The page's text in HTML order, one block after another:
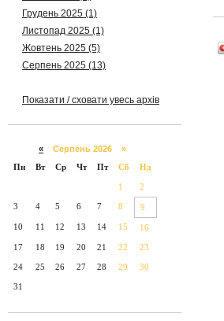
Грудень 2025 (1)
Листопад 2025 (1)
Жовтень 2025 (5)
Серпень 2025 (13)
Показати / сховати увесь архів
« Серпень 2026 »
Пн
Вт Ср Чт Пт Сб Нд
1 2
3 4 5 6 7 8 9
10 11 12 13 14 15 16
17 18 19 20 21 22 23
24 25 26 27 28 29 30
31